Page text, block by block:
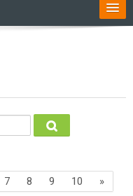
Tìm kiếm
7 8 9 10 »Trang